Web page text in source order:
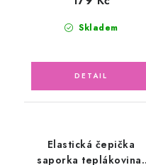
Skladem
Elastická čepička
saporka teplákovina,